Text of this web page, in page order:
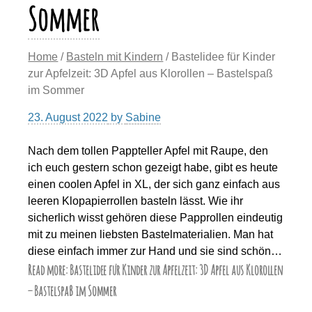
Sommer
Home / Basteln mit Kindern / Bastelidee für Kinder
zur Apfelzeit: 3D Apfel aus Klorollen – Bastelspaß
im Sommer
23. August 2022 by Sabine
Nach dem tollen Pappteller Apfel mit Raupe, den
ich euch gestern schon gezeigt habe, gibt es heute
einen coolen Apfel in XL, der sich ganz einfach aus
leeren Klopapierrollen basteln lässt. Wie ihr
sicherlich wisst gehören diese Papprollen eindeutig
mit zu meinen liebsten Bastelmaterialien. Man hat
diese einfach immer zur Hand und sie sind schön…
Read more: Bastelidee für Kinder zur Apfelzeit: 3D Apfel aus Klorollen
– Bastelspaß im Sommer